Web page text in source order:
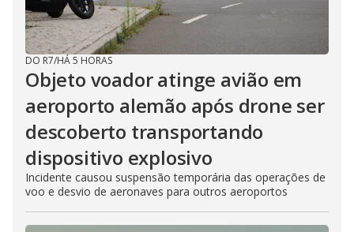
DO R7/HÁ 5 HORAS
Objeto voador atinge avião em
aeroporto alemão após drone ser
descoberto transportando
dispositivo explosivo
Incidente causou suspensão temporária das operações de
voo e desvio de aeronaves para outros aeroportos